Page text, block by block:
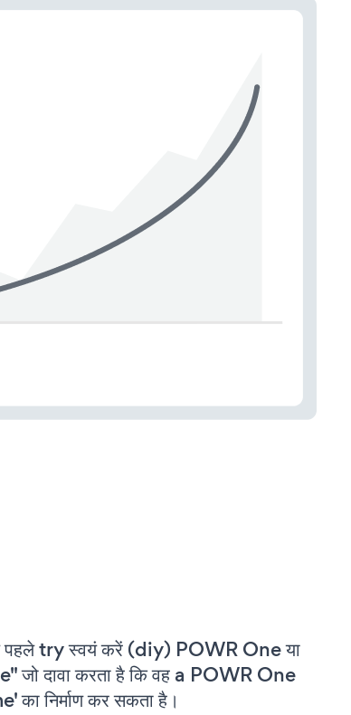
पहले try स्वयं करें (diy) POWR One या
जो दावा करता है कि वह a POWR One
निर्माण कर सकता है।